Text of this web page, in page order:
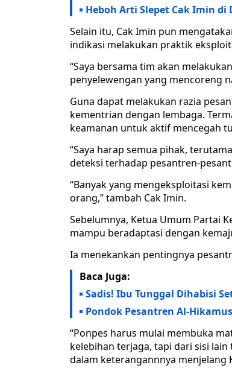
Heboh Arti Slepet Cak Imin di
Selain itu, Cak Imin pun
indikasi melakukan praktik
“Saya bersama tim akan
penyelewengan yang mencoreng
Guna dapat melakukan razia
kementrian dengan lembaga.
keamanan untuk aktif mencegah
“Saya harap semua pihak,
deteksi terhadap pesantren-
“Banyak yang mengeksploitasi
orang,” tambah Cak Imin.
Sebelumnya, Ketua Umum Partai
mampu beradaptasi dengan
Ia menekankan pentingnya
Baca Juga:
Sadis! Ibu Tunggal Dihabisi
Pondok Pesantren Al-
“Ponpes harus mulai membuka
kelebihan terjaga, tapi dari sisi
dalam keterangannnya menjelang